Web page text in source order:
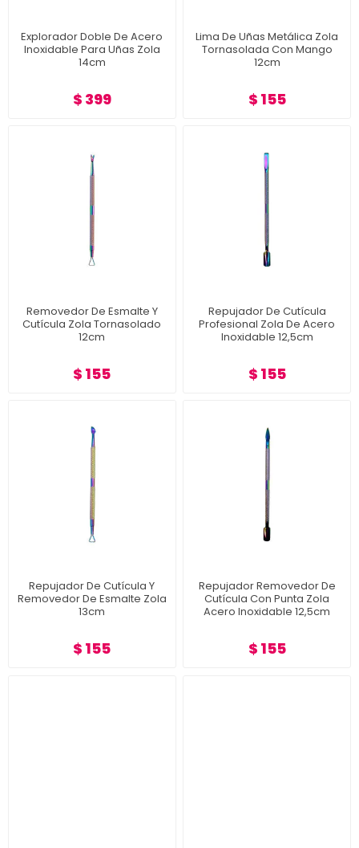
Explorador Doble De Acero
Inoxidable Para Uñas Zola
14cm
$ 399
Lima De Uñas Metálica Zola
Tornasolada Con Mango
12cm
$ 155
Removedor De Esmalte Y
Cutícula Zola Tornasolado
12cm
$ 155
Repujador De Cutícula
Profesional Zola De Acero
Inoxidable 12,5cm
$ 155
Repujador De Cutícula Y
Removedor De Esmalte Zola
13cm
$ 155
Repujador Removedor De
Cutícula Con Punta Zola
Acero Inoxidable 12,5cm
$ 155